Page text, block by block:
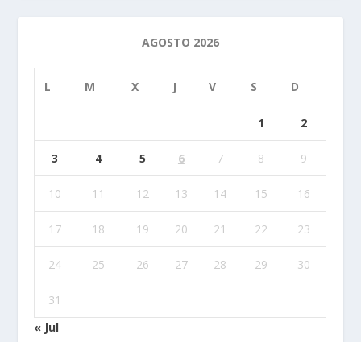
AGOSTO 2026
L M X J V S D
1 2
3 4 5 6 7 8 9
10 11 12 13 14 15 16
17 18 19 20 21 22 23
24 25 26 27 28 29 30
31
« Jul